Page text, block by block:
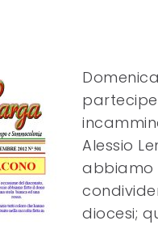
Alessio
abbiamo
diocesi;